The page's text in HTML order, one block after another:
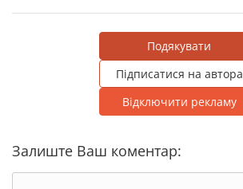
Подякувати
Підписатися на автора
Відключити рекламу
Залиште Ваш коментар: